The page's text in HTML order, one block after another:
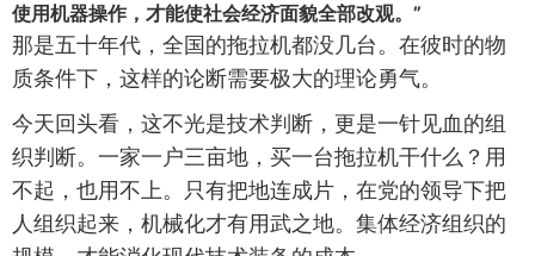
使用机器操作，才能使社会经济面貌全部改观。”
那是五十年代，全国的拖拉机都没几台。在彼时的物
质条件下，这样的论断需要极大的理论勇气。
今天回头看，这不光是技术判断，更是一针见血的组
织判断。一家一户三亩地，买一台拖拉机干什么？用
不起，也用不上。只有把地连成片，在党的领导下把
人组织起来，机械化才有用武之地。集体经济组织的